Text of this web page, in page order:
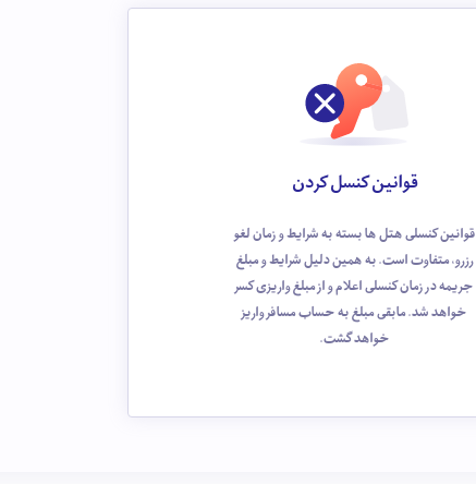
قوانین کنسل کردن
قوانین کنسلی هتل ها بسته به شرایط و زمان لغو
رزرو، متفاوت است. به همین دلیل شرایط و مبلغ
جریمه در زمان کنسلی اعلام و از مبلغ واریزی کسر
خواهد شد. مابقی مبلغ به حساب مسافر واریز
خواهد گشت.